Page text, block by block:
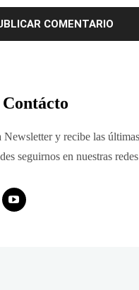
Newsletter y recibe las
seguirnos en nuestras